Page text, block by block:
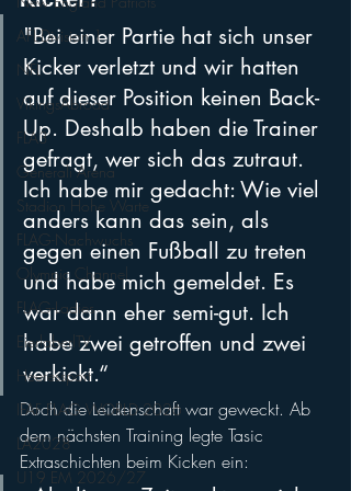
AFL-Division 1
NFL
VikingsAbroad
FLA3
Generali Arena
Stadion Hohe Warte
FLAG-Nachwuchs
Olympic Channel
FLAG-Ladies
EierlaberlTV
Heeressport
IFAF FLAG WORLD 2026
LA2028
U19 EM 2026/27
"Bei einer Partie hat sich unser
Kicker verletzt und wir hatten
auf dieser Position keinen Back-
Up. Deshalb haben die Trainer
gefragt, wer sich das zutraut.
Ich habe mir gedacht: Wie viel
anders kann das sein, als
gegen einen Fußball zu treten
und habe mich gemeldet. Es
war dann eher semi-gut. Ich
habe zwei getroffen und zwei
verkickt.“
Doch die Leidenschaft war geweckt. Ab
dem nächsten Training legte Tasic
Extraschichten beim Kicken ein: